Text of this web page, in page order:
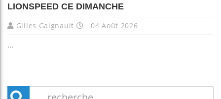
LIONSPEED CE DIMANCHE
Gilles Gaignault 04 Août 2026
...